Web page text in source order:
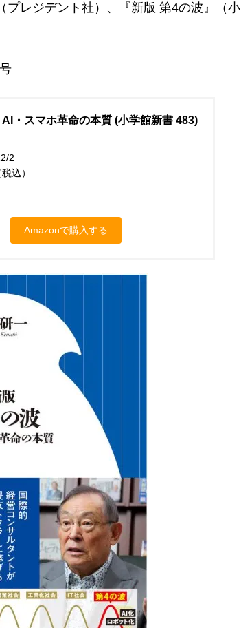
プレジデント社）、『新版 第4の波』（小
・スマホ革命の本質 (小学館新書 483)
2
込）
Amazonで購入する